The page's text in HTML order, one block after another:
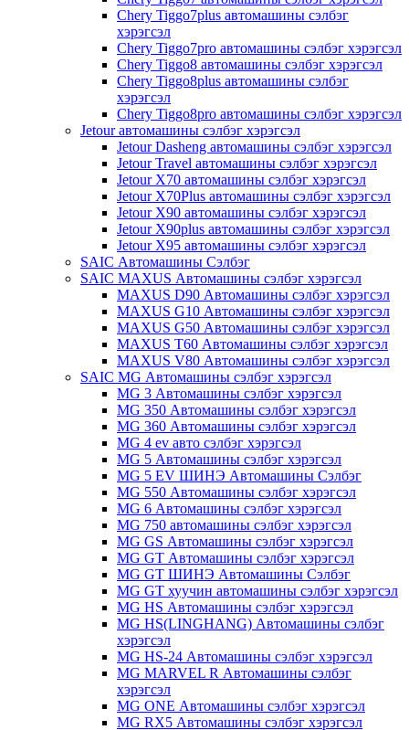
Chery Tiggo7plus автомашины сэлбэг
хэрэгсэл
Chery Tiggo7pro автомашины сэлбэг хэрэгсэл
Chery Tiggo8 автомашины сэлбэг хэрэгсэл
Chery Tiggo8plus автомашины сэлбэг
хэрэгсэл
Chery Tiggo8pro автомашины сэлбэг хэрэгсэл
Jetour автомашины сэлбэг хэрэгсэл
Jetour Dasheng автомашины сэлбэг хэрэгсэл
Jetour Travel автомашины сэлбэг хэрэгсэл
Jetour X70 автомашины сэлбэг хэрэгсэл
Jetour X70Plus автомашины сэлбэг хэрэгсэл
Jetour X90 автомашины сэлбэг хэрэгсэл
Jetour X90plus автомашины сэлбэг хэрэгсэл
Jetour X95 автомашины сэлбэг хэрэгсэл
SAIC Автомашины Сэлбэг
SAIC MAXUS Автомашины сэлбэг хэрэгсэл
MAXUS D90 Автомашины сэлбэг хэрэгсэл
MAXUS G10 Автомашины сэлбэг хэрэгсэл
MAXUS G50 Автомашины сэлбэг хэрэгсэл
MAXUS T60 Автомашины сэлбэг хэрэгсэл
MAXUS V80 Автомашины сэлбэг хэрэгсэл
SAIC MG Автомашины сэлбэг хэрэгсэл
MG 3 Автомашины сэлбэг хэрэгсэл
MG 350 Автомашины сэлбэг хэрэгсэл
MG 360 Автомашины сэлбэг хэрэгсэл
MG 4 ev авто сэлбэг хэрэгсэл
MG 5 Автомашины сэлбэг хэрэгсэл
MG 5 EV ШИНЭ Автомашины Сэлбэг
MG 550 Автомашины сэлбэг хэрэгсэл
MG 6 Автомашины сэлбэг хэрэгсэл
MG 750 автомашины сэлбэг хэрэгсэл
MG GS Автомашины сэлбэг хэрэгсэл
MG GT Автомашины сэлбэг хэрэгсэл
MG GT ШИНЭ Автомашины Сэлбэг
MG GT хуучин автомашины сэлбэг хэрэгсэл
MG HS Автомашины сэлбэг хэрэгсэл
MG HS(LINGHANG) Автомашины сэлбэг
хэрэгсэл
MG HS-24 Автомашины сэлбэг хэрэгсэл
MG MARVEL R Автомашины сэлбэг
хэрэгсэл
MG ONE Автомашины сэлбэг хэрэгсэл
MG RX5 Автомашины сэлбэг хэрэгсэл